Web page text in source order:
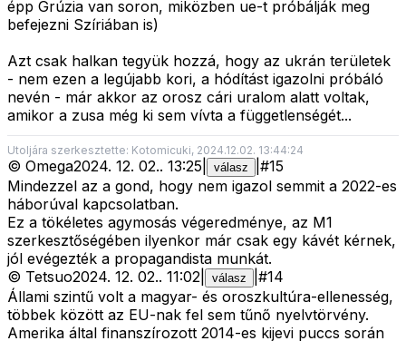
épp Grúzia van soron, miközben ue-t próbálják meg
befejezni Szíriában is)
Azt csak halkan tegyük hozzá, hogy az ukrán területek
- nem ezen a legújabb kori, a hódítást igazolni próbáló
nevén - már akkor az orosz cári uralom alatt voltak,
amikor a zusa még ki sem vívta a függetlenségét...
Utoljára szerkesztette: Kotomicuki, 2024.12.02. 13:44:24
© Omega2024. 12. 02.. 13:25 válasz #15
Mindezzel az a gond, hogy nem igazol semmit a 2022-es
háborúval kapcsolatban.
Ez a tökéletes agymosás végeredménye, az M1
szerkesztőségében ilyenkor már csak egy kávét kérnek,
jól evégezték a propagandista munkát.
© Tetsuo2024. 12. 02.. 11:02 válasz #14
Állami szintű volt a magyar- és oroszkultúra-ellenesség,
többek között az EU-nak fel sem tűnő nyelvtörvény.
Amerika által finanszírozott 2014-es kijevi puccs során